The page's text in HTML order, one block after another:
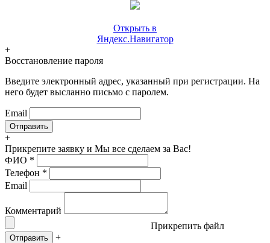
Открыть в
Яндекс.Навигатор
+
Восстановление пароля
Введите электронный адрес, указанный при регистрации. На
него будет высланно письмо с паролем.
Email
+
Прикрепите заявку и Мы все сделаем за Вас!
ФИО *
Телефон *
Email
Комментарий
Прикрепить файл
Отправить +